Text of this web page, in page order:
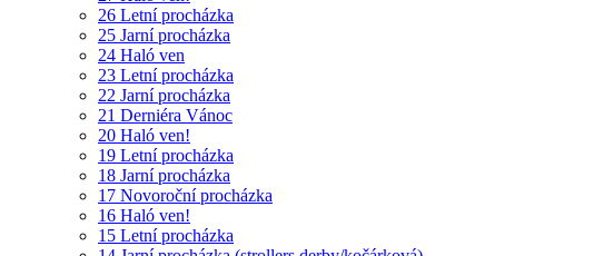
26 Letní procházka
25 Jarní procházka
24 Haló ven
23 Letní procházka
22 Jarní procházka
21 Derniéra Vánoc
20 Haló ven!
19 Letní procházka
18 Jarní procházka
17 Novoroční procházka
16 Haló ven!
15 Letní procházka